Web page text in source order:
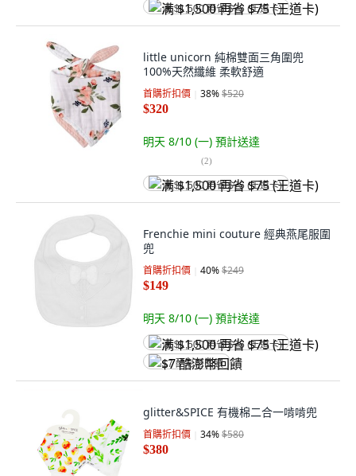
满 $1,500 再省 $75 (王道卡)
little unicorn 純棉雙面三角圍兜
100%天然纖維 柔軟舒適
首購折扣價 38%$520
$320
明天 8/10 (一) 預計送達
(2)
满 $1,500 再省 $75 (王道卡)
Frenchie mini couture 經典燕尾服圍
兜
首購折扣價 40%$249
$149
明天 8/10 (一) 預計送達
满 $1,500 再省 $75 (王道卡)
$7 酷澎幣回饋
glitter&SPICE 有機棉二合一啃啃兜
首購折扣價 34%$580
$380